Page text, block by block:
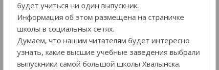
будет учиться ни один выпускник.
Информация об этом размещена на страничке
школы в социальных сетях.
Думаем, что нашим читателям будет интересно
узнать, какие высшие учебные заведения выбрали
выпускники самой большой школы Хвалынска.